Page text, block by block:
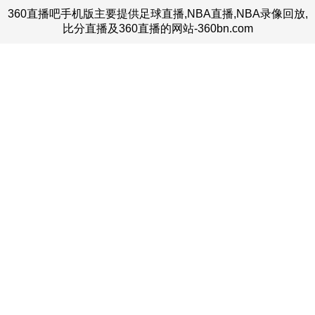
360直播吧手机版主要提供足球直播,NBA直播,NBA录像回放,
比分直播及360直播的网站-360bn.com